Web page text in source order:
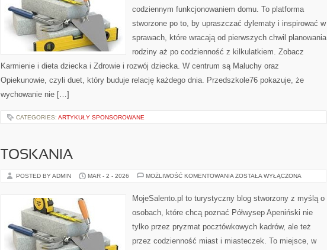
codziennym funkcjonowaniem domu. To platforma
stworzone po to, by upraszczać dylematy i inspirować w
sprawach, które wracają od pierwszych chwil planowania
rodziny aż po codzienność z kilkulatkiem. Zobacz
Karmienie i dieta dziecka i Zdrowie i rozwój dziecka. W centrum są Maluchy oraz
Opiekunowie, czyli duet, który buduje relację każdego dnia. Przedszkole76 pokazuje, że
wychowanie nie […]
CATEGORIES: ARTYKUŁY SPONSOROWANE
TOSKANIA
POSTED BY ADMIN MAR - 2 - 2026 MOŻLIWOŚĆ KOMENTOWANIA TOSKANIA
ZOSTAŁA WYŁĄCZONA
MojeSalento.pl to turystyczny blog stworzony z myślą o
osobach, które chcą poznać Półwysep Apeniński nie
tylko przez pryzmat pocztówkowych kadrów, ale też
przez codzienność miast i miasteczek. To miejsce, w